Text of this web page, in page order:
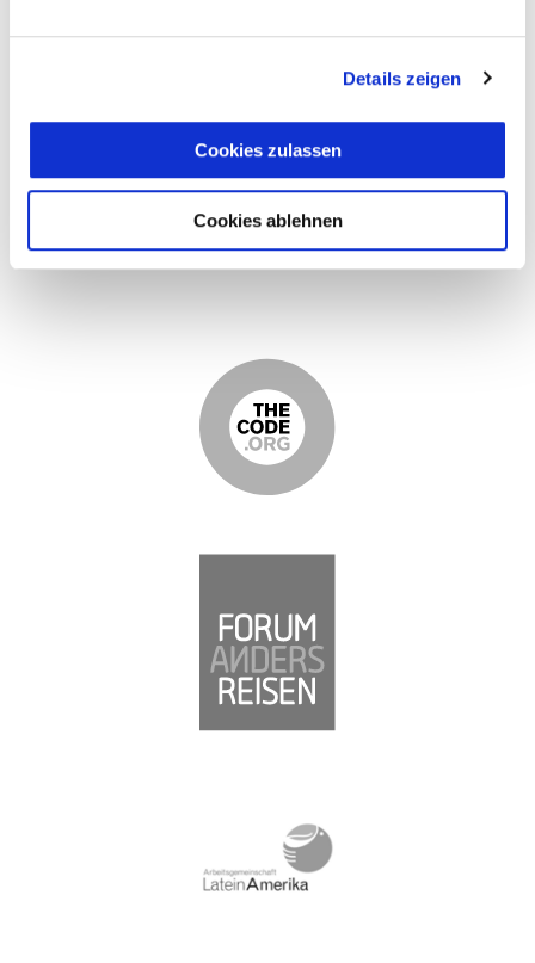
Details zeigen
Cookies zulassen
Cookies ablehnen